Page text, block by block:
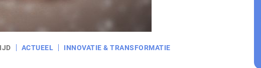
ACTUEEL INNOVATIE & TRANSFORMATIE